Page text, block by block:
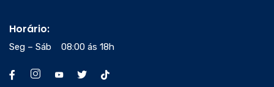
Horário:
Seg – Sáb 08:00 ás 18h